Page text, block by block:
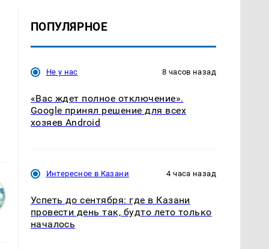
ПОПУЛЯРНОЕ
Не у нас 8 часов назад
«Вас ждет полное отключение».
Google принял решение для всех
хозяев Android
Интересное в Казани 4 часа назад
Успеть до сентября: где в Казани
провести день так, будто лето только
началось